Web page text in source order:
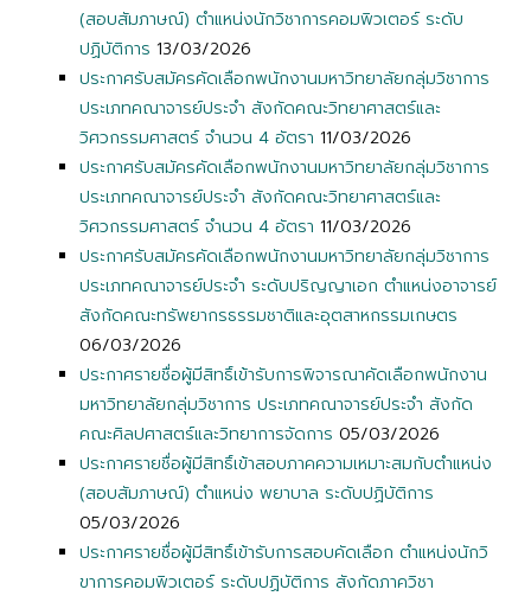
(สอบสัมภาษณ์) ตำแหน่งนักวิชาการคอมพิวเตอร์ ระดับ
ปฏิบัติการ 13/03/2026
ประกาศรับสมัครคัดเลือกพนักงานมหาวิทยาลัยกลุ่มวิชาการ
ประเภทคณาจารย์ประจำ สังกัดคณะวิทยาศาสตร์และ
วิศวกรรมศาสตร์ จำนวน 4 อัตรา 11/03/2026
ประกาศรับสมัครคัดเลือกพนักงานมหาวิทยาลัยกลุ่มวิชาการ
ประเภทคณาจารย์ประจำ สังกัดคณะวิทยาศาสตร์และ
วิศวกรรมศาสตร์ จำนวน 4 อัตรา 11/03/2026
ประกาศรับสมัครคัดเลือกพนักงานมหาวิทยาลัยกลุ่มวิชาการ
ประเภทคณาจารย์ประจำ ระดับปริญญาเอก ตำแหน่งอาจารย์
สังกัดคณะทรัพยากรธรรมชาติและอุตสาหกรรมเกษตร
06/03/2026
ประกาศรายชื่อผู้มีสิทธิ์เข้ารับการพิจารณาคัดเลือกพนักงาน
มหาวิทยาลัยกลุ่มวิชาการ ประเภทคณาจารย์ประจำ สังกัด
คณะศิลปศาสตร์และวิทยาการจัดการ 05/03/2026
ประกาศรายชื่อผู้มีสิทธิ์เข้าสอบภาคความเหมาะสมกับตำแหน่ง
(สอบสัมภาษณ์) ตำแหน่ง พยาบาล ระดับปฏิบัติการ
05/03/2026
ประกาศรายชื่อผู้มีสิทธิ์เข้ารับการสอบคัดเลือก ตำแหน่งนักวิ
ขาการคอมพิวเตอร์ ระดับปฏิบัติการ สังกัดภาควิชา